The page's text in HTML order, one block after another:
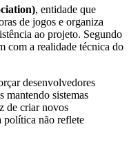
, entidade que
de jogos e organiza
ao projeto. Segundo
com a realidade técnica do
desenvolvedores
mantendo sistemas
de criar novos
política não reflete